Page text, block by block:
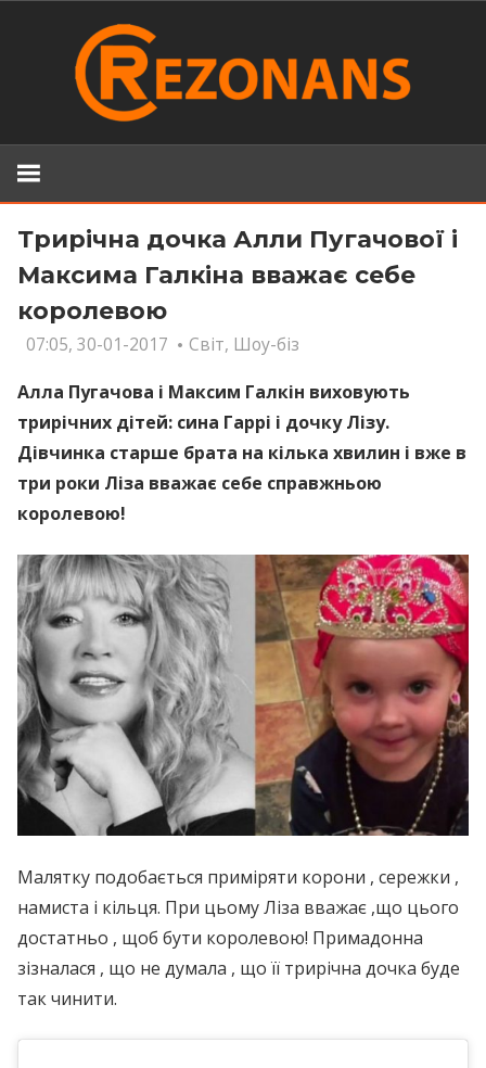
Трирічна дочка Алли Пугачової і
Максима Галкіна вважає себе
королевою
07:05, 30-01-2017 Світ, Шоу-біз
Алла Пугачова і Максим Галкін виховують
трирічних дітей: сина Гаррі і дочку Лізу.
Дівчинка старше брата на кілька хвилин і вже в
три роки Ліза вважає себе справжньою
королевою!
Малятку подобається приміряти корони , сережки ,
намиста і кільця. При цьому Ліза вважає ,що цього
достатньо , щоб бути королевою! Примадонна
зізналася , що не думала , що її трирічна дочка буде
так чинити.